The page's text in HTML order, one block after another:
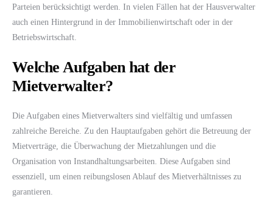
Parteien berücksichtigt werden. In vielen Fällen hat der Hausverwalter
auch einen Hintergrund in der Immobilienwirtschaft oder in der
Betriebswirtschaft.
Welche Aufgaben hat der
Mietverwalter?
Die Aufgaben eines Mietverwalters sind vielfältig und umfassen
zahlreiche Bereiche. Zu den Hauptaufgaben gehört die Betreuung der
Mietverträge, die Überwachung der Mietzahlungen und die
Organisation von Instandhaltungsarbeiten. Diese Aufgaben sind
essenziell, um einen reibungslosen Ablauf des Mietverhältnisses zu
garantieren.